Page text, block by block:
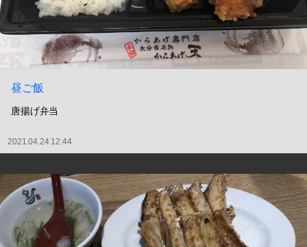
昼ご飯
唐揚げ弁当
2021.04.24 12:44